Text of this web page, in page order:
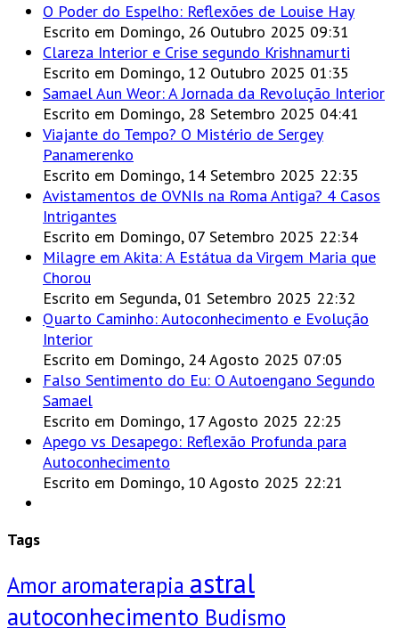
O Poder do Espelho: Reflexões de Louise Hay
Escrito em Domingo, 26 Outubro 2025 09:31
Clareza Interior e Crise segundo Krishnamurti
Escrito em Domingo, 12 Outubro 2025 01:35
Samael Aun Weor: A Jornada da Revolução Interior
Escrito em Domingo, 28 Setembro 2025 04:41
Viajante do Tempo? O Mistério de Sergey
Panamerenko
Escrito em Domingo, 14 Setembro 2025 22:35
Avistamentos de OVNIs na Roma Antiga? 4 Casos
Intrigantes
Escrito em Domingo, 07 Setembro 2025 22:34
Milagre em Akita: A Estátua da Virgem Maria que
Chorou
Escrito em Segunda, 01 Setembro 2025 22:32
Quarto Caminho: Autoconhecimento e Evolução
Interior
Escrito em Domingo, 24 Agosto 2025 07:05
Falso Sentimento do Eu: O Autoengano Segundo
Samael
Escrito em Domingo, 17 Agosto 2025 22:25
Apego vs Desapego: Reflexão Profunda para
Autoconhecimento
Escrito em Domingo, 10 Agosto 2025 22:21
Tags
Amoraromaterapia astral
autoconhecimento Budismo